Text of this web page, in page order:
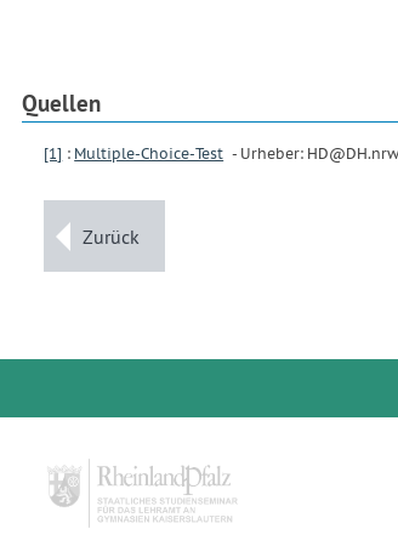
Quellen
[1] : Multiple-Choice-Test - Urheber:
Zurück